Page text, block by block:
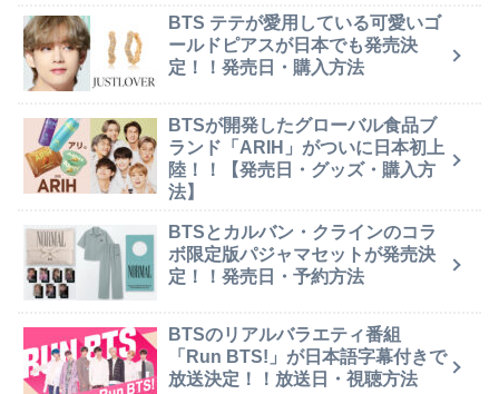
BTS テテが愛用している可愛いゴ
ールドピアスが日本でも発売決
定！！発売日・購入方法
BTSが開発したグローバル食品ブ
ランド「ARIH」がついに日本初上
陸！！【発売日・グッズ・購入方
法】
BTSとカルバン・クラインのコラ
ボ限定版パジャマセットが発売決
定！！発売日・予約方法
BTSのリアルバラエティ番組
「Run BTS!」が日本語字幕付きで
放送決定！！放送日・視聴方法